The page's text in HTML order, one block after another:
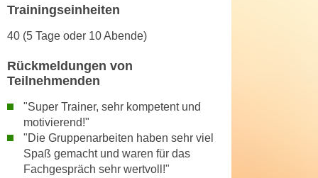
Trainingseinheiten
40 (5 Tage oder 10 Abende)
Rückmeldungen von
Teilnehmenden
"Super Trainer, sehr kompetent und
motivierend!"
"Die Gruppenarbeiten haben sehr viel
Spaß gemacht und waren für das
Fachgespräch sehr wertvoll!"
z
e
k
n
n
e
S
e
t
u